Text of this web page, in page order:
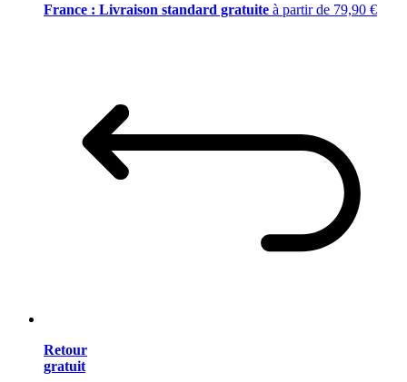
France : Livraison standard gratuite à partir de 79,90 €
Retour
gratuit